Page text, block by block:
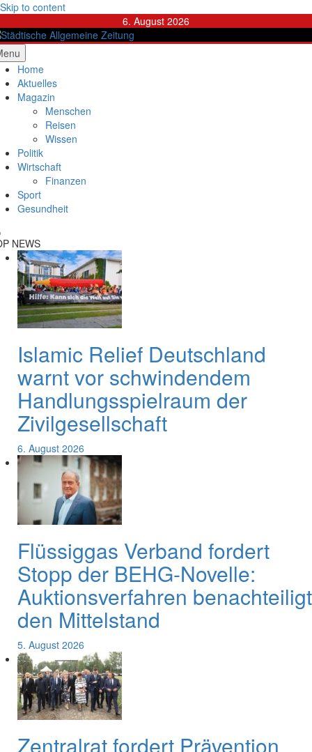
Skip to content
6. August 2026
Allgemeine Zeitung
Home
Aktuelles
Magazin
Menschen
Reisen
Wissen
Politik
Wirtschaft
Finanzen
Sport
Gesundheit
NEWS
Islamic Relief Deutschland
warnt vor schwindendem
Handlungsspielraum der
Zivilgesellschaft
6. August 2026
Flüssiggas Verband fordert
Stopp der BEHG-Novelle:
Auktionsverfahren benachteiligt
den Mittelstand
5. August 2026
Zentralrat fordert Prävention